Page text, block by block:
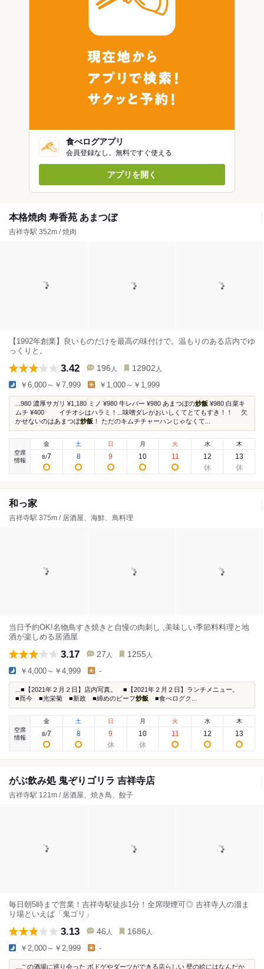
食べログアプリ
会員登録なし。無料ですぐ使える
アプリを開く
本格焼肉 寿香苑 あまつぼ
吉祥寺駅 352m / 焼肉
【1992年創業】良いものだけを最高の味付けで。温もりのある店内でゆ
っくりと。
3.42 196 人 12902 人
￥6,000～￥7,999 ￥1,000～￥1,999
...980 濃厚サガリ ¥1,180 ミノ ¥980 牛レバー ¥980 あまつぼの炒飯 ¥980 白菜キ
ムチ ¥400 ⠀ ⠀ イチオシはハラミ！...味噌ダレがおいしくてとてもすき！！ ⠀ 欠
かせないのはあまつぼ炒飯 ！ ただのキムチチャーハンじゃなくて...
空席
情報
金
8/7
土
8
日
9
月
10
火
11
水
12
木
13
和っ家
吉祥寺駅 375m / 居酒屋、海鮮、鳥料理
当日予約OK!名物鳥すき焼きと自慢の肉刺し ,美味しい季節料料理と地
酒が楽しめる居酒屋
3.17 27 人 1255 人
￥4,000～￥4,999 -
...■【2021年２月２日】店内写真。 ■【2021年２月２日】ランチメニュー。
■而今 ■光栄菊 ■新政 ■締めのビーフ炒飯 ■食べログク...
空席
情報
金
8/7
土
8
日
9
月
10
火
11
水
12
木
13
がぶ飲み処 鬼ぞりゴリラ 吉祥寺店
吉祥寺駅 121m / 居酒屋、焼き鳥、餃子
毎日朝5時まで営業！吉祥寺駅徒歩1分！全席喫煙可◎ 吉祥寺人の溜ま
り場といえば「鬼ゴリ」
3.13 46 人 1686 人
￥2,000～￥2,999 -
...この酒場に巡り会った ボドゲやダーツができる店らしい 壁の絵にはなんだか